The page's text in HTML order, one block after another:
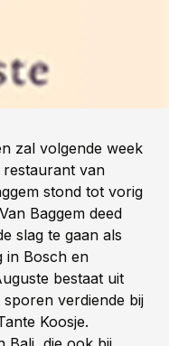
zal volgende week
van
stond tot vorig
Baggem deed
slag te gaan als
in Bosch en
bestaat uit
verdiende bij
Koosje.